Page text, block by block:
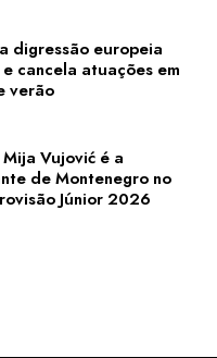
digressão europeia
cancela atuações em
verão
Mija Vujović é a
de Montenegro no
Júnior 2026